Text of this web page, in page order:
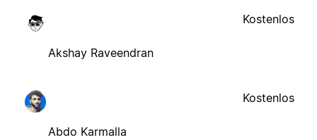
Akshay Raveendran
Kostenlos
Abdo Karmalla
Kostenlos